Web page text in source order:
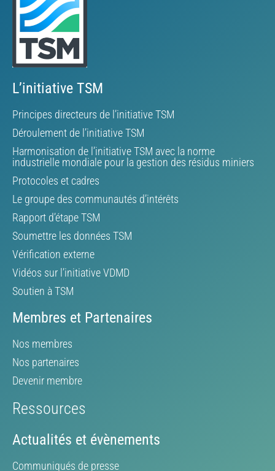
L’initiative TSM
Principes directeurs de l’initiative TSM
Déroulement de l’initiative TSM
Harmonisation de l’initiative TSM avec la norme
industrielle mondiale pour la gestion des résidus miniers
Protocoles et cadres
Le groupe des communautés d’intérêts
Rapport d’étape TSM
Soumettre les données TSM
Vérification externe
Vidéos sur l’initiative VDMD
Soutien à TSM
Membres et Partenaires
Nos membres
Nos partenaires
Devenir membre
Ressources
Actualités et évènements
Communiqués de presse